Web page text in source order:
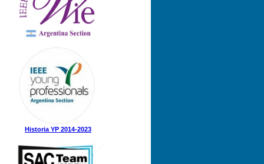
3 (21-08-2024)
2 (12-08-2024)
1 (31-05-2024)
2 (28-09-2023)
Historia YP 2014-2023